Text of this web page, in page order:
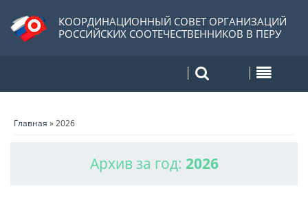
КООРДИНАЦИОННЫЙ СОВЕТ ОРГАНИЗАЦИЙ
РОССИЙСКИХ СООТЕЧЕСТВЕННИКОВ В ПЕРУ
Главная »2026
Архив за год: 2026